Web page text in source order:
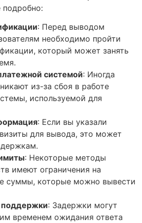
подробно:
: Перед выводом
необходимо пройти
который может занять
системой: Иногда
из-за сбоя в работе
используемой для
: Если вы указали
для вывода, это может
: Некоторые методы
имеют ограничения на
суммы, которые можно вывести
: Задержки могут
временем ожидания ответа